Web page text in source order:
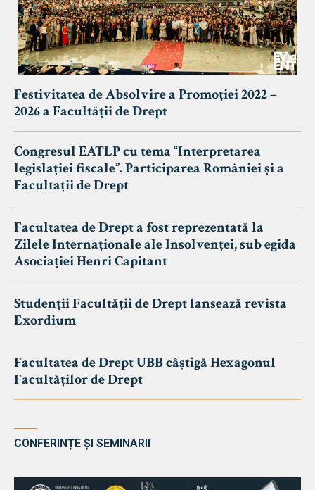
Festivitatea de Absolvire a Promoției 2022 –
2026 a Facultății de Drept
Congresul EATLP cu tema “Interpretarea
legislației fiscale”. Participarea României și a
Facultații de Drept
Facultatea de Drept a fost reprezentată la
Zilele Internaționale ale Insolvenței, sub egida
Asociației Henri Capitant
Studenții Facultății de Drept lansează revista
Exordium
Facultatea de Drept UBB câștigă Hexagonul
Facultăților de Drept
CONFERINȚE ȘI SEMINARII